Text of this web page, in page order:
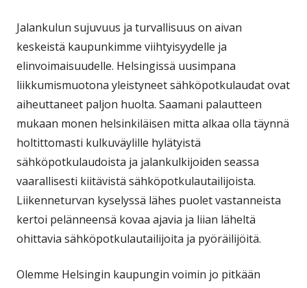
Jalankulun sujuvuus ja turvallisuus on aivan
keskeistä kaupunkimme viihtyisyydelle ja
elinvoimaisuudelle. Helsingissä uusimpana
liikkumismuotona yleistyneet sähköpotkulaudat ovat
aiheuttaneet paljon huolta. Saamani palautteen
mukaan monen helsinkiläisen mitta alkaa olla täynnä
holtittomasti kulkuväylille hylätyistä
sähköpotkulaudoista ja jalankulkijoiden seassa
vaarallisesti kiitävistä sähköpotkulautailijoista.
Liikenneturvan kyselyssä lähes puolet vastanneista
kertoi pelänneensä kovaa ajavia ja liian läheltä
ohittavia sähköpotkulautailijoita ja pyöräilijöitä.
Olemme Helsingin kaupungin voimin jo pitkään